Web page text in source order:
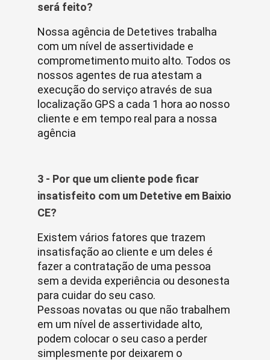
será feito?
Nossa agência de Detetives trabalha
com um nível de assertividade e
comprometimento muito alto. Todos os
nossos agentes de rua atestam a
execução do serviço através de sua
localização GPS a cada 1 hora ao nosso
cliente e em tempo real para a nossa
agência
3 - Por que um cliente pode ficar
insatisfeito com um Detetive em Baixio
CE?
Existem vários fatores que trazem
insatisfação ao cliente e um deles é
fazer a contratação de uma pessoa
sem a devida experiência ou desonesta
para cuidar do seu caso.
Pessoas novatas ou que não trabalhem
em um nível de assertividade alto,
podem colocar o seu caso a perder
simplesmente por deixarem o